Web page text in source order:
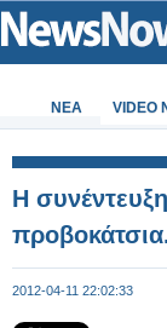
ΝΕΑ VIDEO
Η
2012-04-11 22:02:33